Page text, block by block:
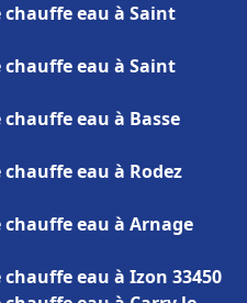
eau à Saint
eau à Saint
eau à Basse
eau à Rodez
eau à Arnage
eau à Izon 33450